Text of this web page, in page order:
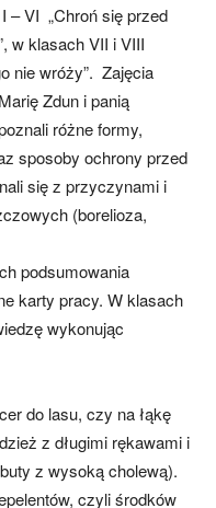
– VI „Chroń się przed
w klasach VII i VIII
nie wróży”. Zajęcia
Zdun i panią
różne formy,
sposoby ochrony przed
się z przyczynami i
(borelioza,
podsumowania
karty pracy. W klasach
wykonując
do lasu, czy na łąkę
z długimi rękawami i
z wysoką cholewą).
czyli środków